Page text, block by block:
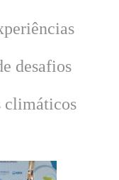
desafios
climáticos